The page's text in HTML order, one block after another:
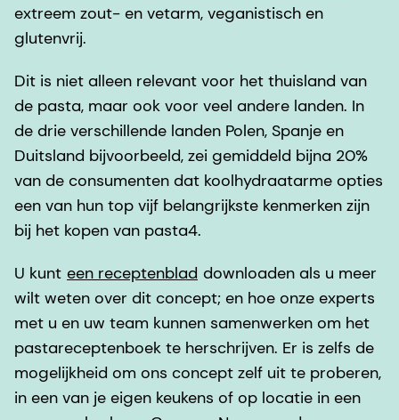
extreem zout- en vetarm, veganistisch en
glutenvrij.
Dit is niet alleen relevant voor het thuisland van
de pasta, maar ook voor veel andere landen. In
de drie verschillende landen Polen, Spanje en
Duitsland bijvoorbeeld, zei gemiddeld bijna 20%
van de consumenten dat koolhydraatarme opties
een van hun top vijf belangrijkste kenmerken zijn
bij het kopen van pasta4.
U kunt een receptenblad downloaden als u meer
wilt weten over dit concept; en hoe onze experts
met u en uw team kunnen samenwerken om het
pastareceptenboek te herschrijven. Er is zelfs de
mogelijkheid om ons concept zelf uit te proberen,
in een van je eigen keukens of op locatie in een